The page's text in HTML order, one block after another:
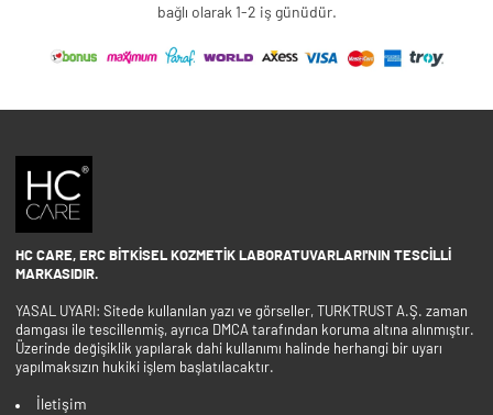
bağlı olarak 1-2 iş günüdür.
HC CARE, ERC BITKISEL KOZMETIK LABORATUVARLARI'NIN TESCILLI
MARKASIDIR.
YASAL UYARI: Sitede kullanılan yazı ve görseller, TURKTRUST A.Ş. zaman
damgası ile tescillenmiş, ayrıca DMCA tarafından koruma altına alınmıştır.
Üzerinde değişiklik yapılarak dahi kullanımı halinde herhangi bir uyarı
yapılmaksızın hukiki işlem başlatılacaktır.
İletişim